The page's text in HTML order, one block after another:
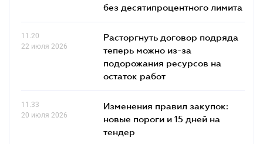
без десятипроцентного лимита
11.20
22 июля 2026
Расторгнуть договор подряда
теперь можно из-за
подорожания ресурсов на
остаток работ
11.33
20 июля 2026
Изменения правил закупок:
новые пороги и 15 дней на
тендер